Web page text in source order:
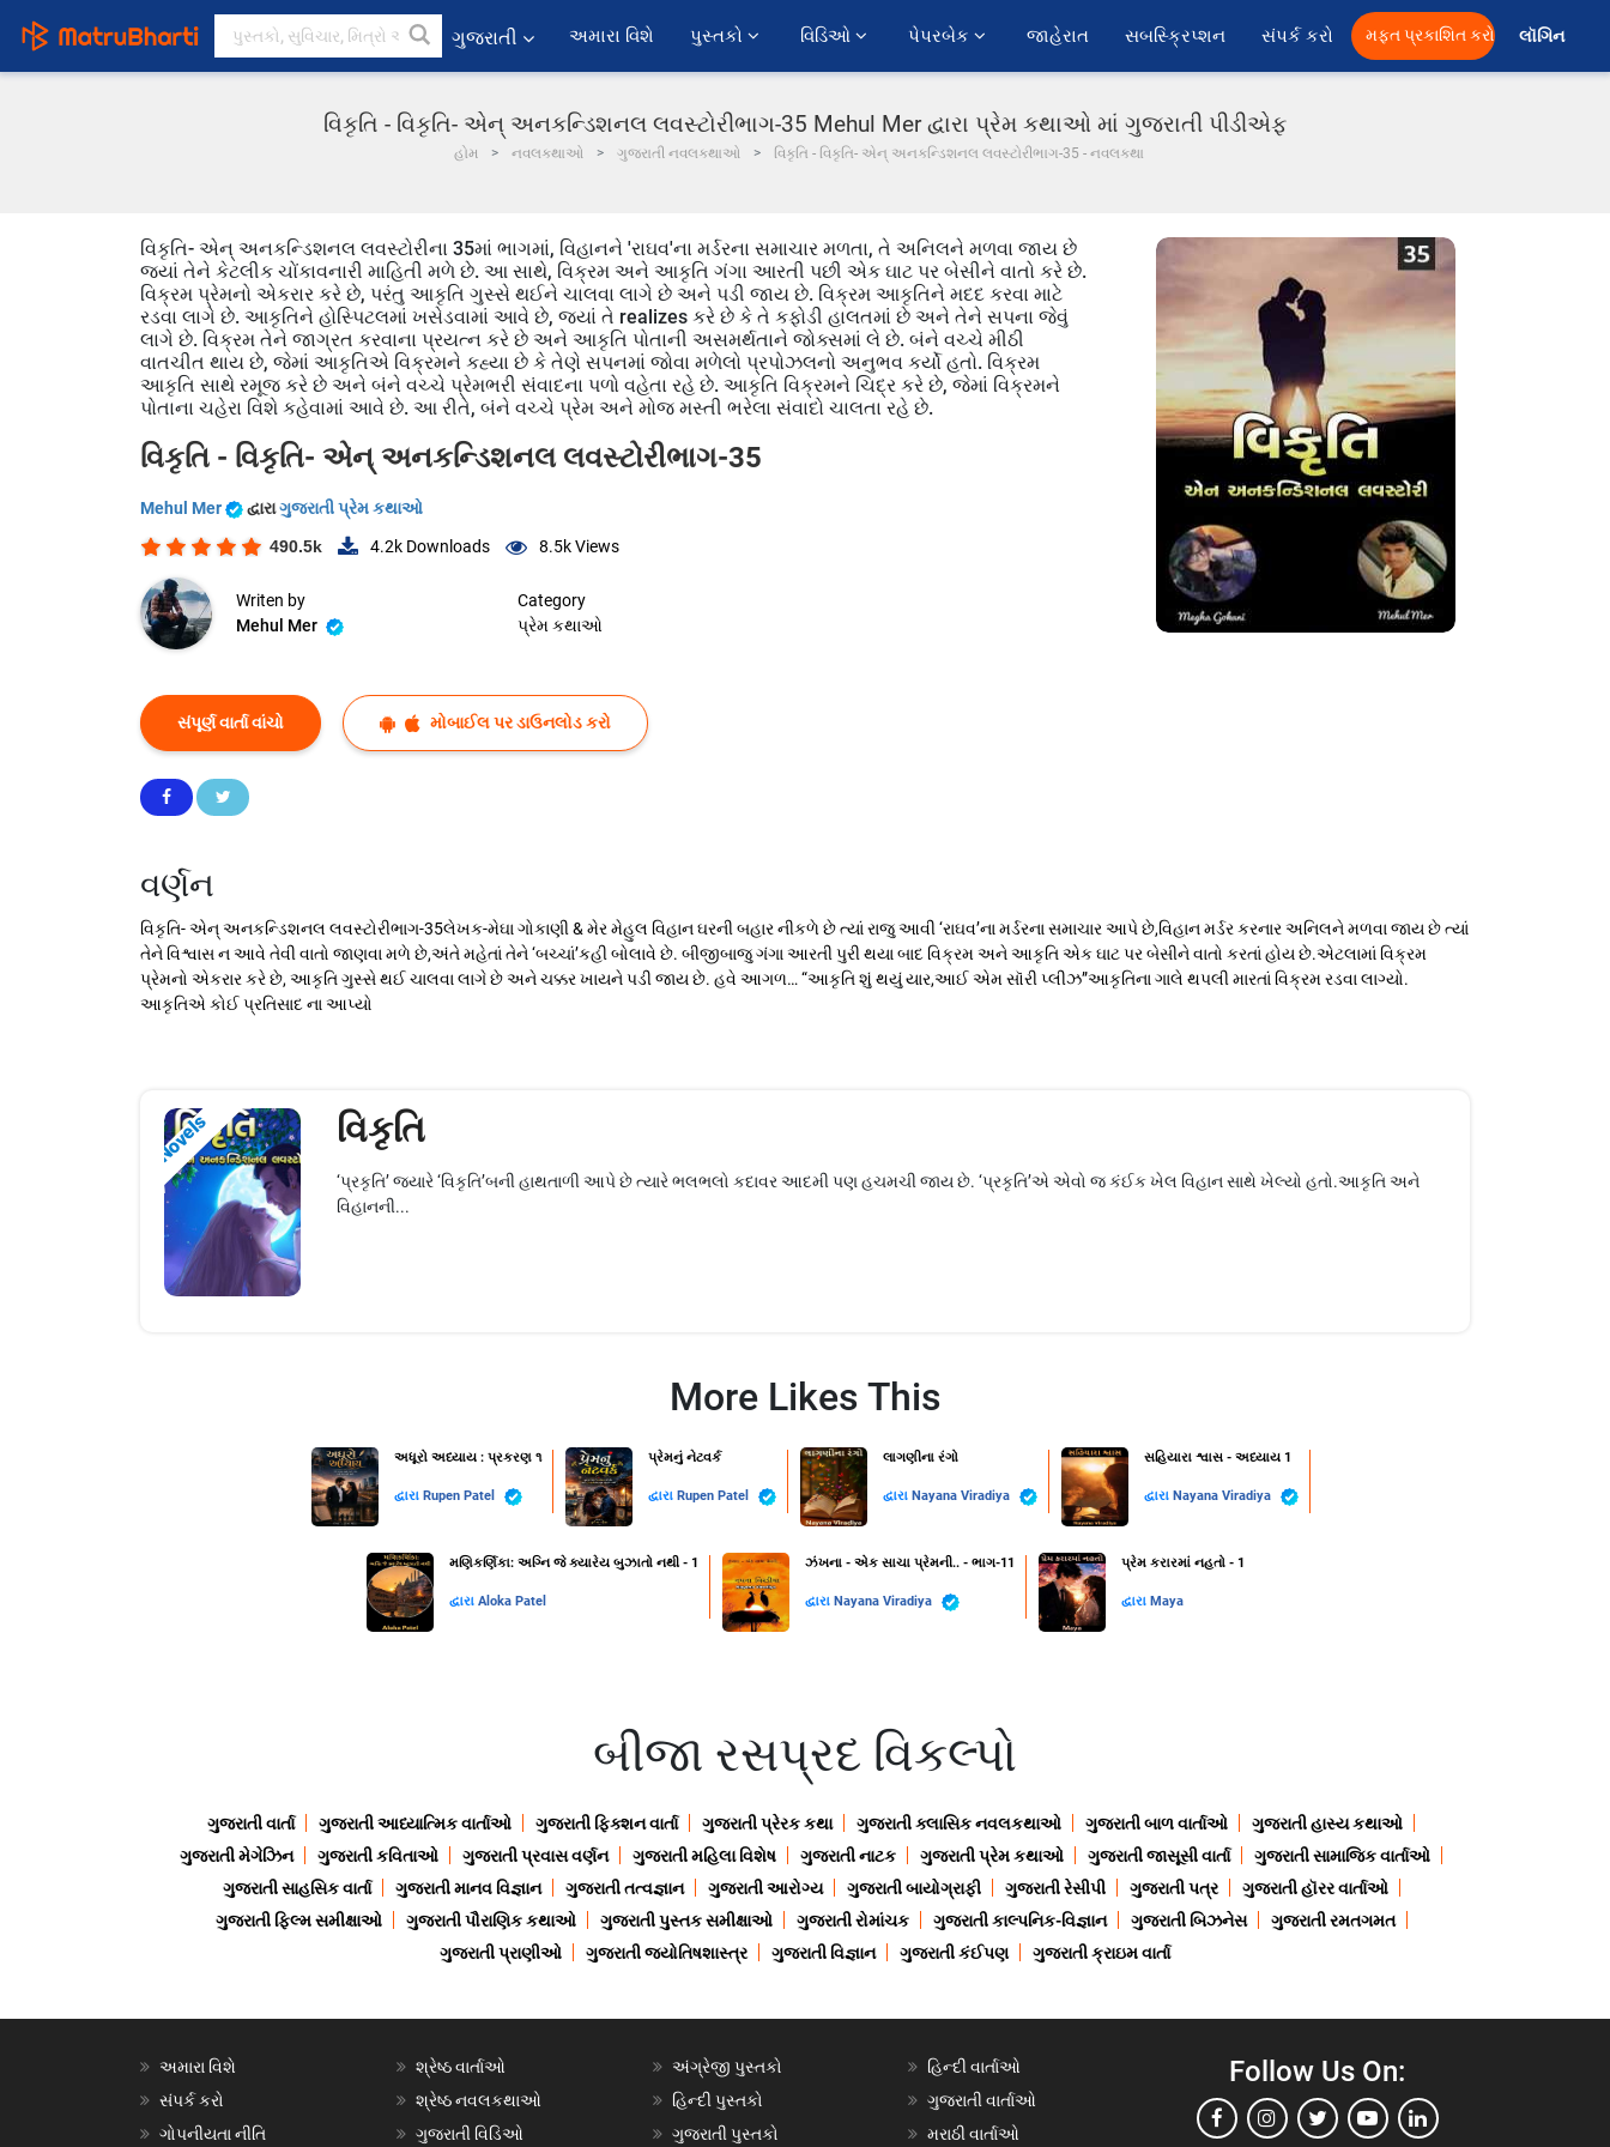
ગુજરાતી અમારા વિશે પુસ્તકો વિડિઓ પેપરબેક જાહેરાત સબસ્ક્રિપ્શન સંપર્ક કરો મફત પ્રકાશિત કરો લૉગિન
વિકૃતિ - વિકૃતિ- એન્ અનકન્ડિશનલ લવસ્ટોરીભાગ-35 Mehul Mer દ્વારા પ્રેમ કથાઓ માં ગુજરાતી પીડીએફ
હોમ નવલકથાઓ ગુજરાતી નવલકથાઓ વિકૃતિ - વિકૃતિ- એન્ અનકન્ડિશનલ લવસ્ટોરીભાગ-35 - નવલકથા
વિકૃતિ- એન્ અનકન્ડિશનલ લવસ્ટોરીના 35માં ભાગમાં, વિહાનને 'રાઘવ'ના મર્ડરના સમાચાર મળતા, તે અનિલને મળવા જાય છે
જ્યાં તેને કેટલીક ચોંકાવનારી માહિતી મળે છે. આ સાથે, વિક્રમ અને આકૃતિ ગંગા આરતી પછી એક ઘાટ પર બેસીને વાતો કરે છે.
વિક્રમ પ્રેમનો એકરાર કરે છે, પરંતુ આકૃતિ ગુસ્સે થઈને ચાલવા લાગે છે અને પડી જાય છે. વિક્રમ આકૃતિને મદદ કરવા માટે
રડવા લાગે છે. આકૃતિને હોસ્પિટલમાં ખસેડવામાં આવે છે, જ્યાં તે realizes કરે છે કે તે કફોડી હાલતમાં છે અને તેને સપના જેવું
લાગે છે. વિક્રમ તેને જાગ્રત કરવાના પ્રયત્ન કરે છે અને આકૃતિ પોતાની અસમર્થતાને જોક્સમાં લે છે. બંને વચ્ચે મીઠી
વાતચીત થાય છે, જેમાં આકૃતિએ વિક્રમને કહ્યા છે કે તેણે સપનમાં જોવા મળેલો પ્રપોઝલનો અનુભવ કર્યો હતો. વિક્રમ
આકૃતિ સાથે રમૂજ કરે છે અને બંને વચ્ચે પ્રેમભરી સંવાદના પળો વહેતા રહે છે. આકૃતિ વિક્રમને ચિદ્ર કરે છે, જેમાં વિક્રમને
પોતાના ચહેરા વિશે કહેવામાં આવે છે. આ રીતે, બંને વચ્ચે પ્રેમ અને મોજ મસ્તી ભરેલા સંવાદો ચાલતા રહે છે.
વિકૃતિ - વિકૃતિ- એન્ અનકન્ડિશનલ લવસ્ટોરીભાગ-35
Mehul Mer દ્વારાગુજરાતી પ્રેમ કથાઓ
490.5k 4.2k Downloads 8.5kViews
Writen by
Mehul Mer
Category
પ્રેમ કથાઓ
સંપૂર્ણ વાર્તા વાંચો મોબાઈલ પર ડાઉનલોડ કરો
વર્ણન
વિકૃતિ- એન્ અનકન્ડિશનલ લવસ્ટોરીભાગ-35લેખક-મેઘા ગોકાણી & મેર મેહુલ વિહાન ઘરની બહાર નીકળે છે ત્યાં રાજુ આવી ‘રાઘવ’ના મર્ડરના સમાચાર આપે છે,વિહાન મર્ડર કરનાર અનિલને મળવા જાય છે ત્યાં
તેને વિશ્વાસ ન આવે તેવી વાતો જાણવા મળે છે,અંતે મહેતાં તેને ‘બચ્ચાં’કહી બોલાવે છે. બીજીબાજુ ગંગા આરતી પુરી થયા બાદ વિક્રમ અને આકૃતિ એક ઘાટ પર બેસીને વાતો કરતાં હોય છે.એટલામાં વિક્રમ
પ્રેમનો એકરાર કરે છે, આકૃતિ ગુસ્સે થઈ ચાલવા લાગે છે અને ચક્કર ખાયને પડી જાય છે. હવે આગળ… “આકૃતિ શું થયું યાર,આઈ એમ સૉરી પ્લીઝ”આકૃતિના ગાલે થપલી મારતાં વિક્રમ રડવા લાગ્યો.
આકૃતિએ કોઈ પ્રતિસાદ ના આપ્યો
Novels વિકૃતિ
‘પ્રકૃતિ’ જ્યારે ‘વિકૃતિ’બની હાથતાળી આપે છે ત્યારે ભલભલો કદાવર આદમી પણ હચમચી જાય છે. ‘પ્રકૃતિ’એ એવો જ કંઈક ખેલ વિહાન સાથે ખેલ્યો હતો.આકૃતિ અને
વિહાનની...
More Likes This
અધૂરો અધ્યાય : પ્રકરણ ૧
દ્વારા Rupen Patel
પ્રેમનું નેટવર્ક
દ્વારા Rupen Patel
લાગણીના રંગો
દ્વારા Nayana Viradiya
સહિયારા શ્વાસ - અધ્યાય 1
દ્વારા Nayana Viradiya
મણિકર્ણિકા: અગ્નિ જે ક્યારેય બુઝાતો નથી - 1
દ્વારા Aloka Patel
ઝંખના - એક સાચા પ્રેમની.. - ભાગ-11
દ્વારા Nayana Viradiya
પ્રેમ કરારમાં નહતો - 1
દ્વારા Maya
બીજા રસપ્રદ વિકલ્પો
ગુજરાતી વાર્તા ગુજરાતી આધ્યાત્મિક વાર્તાઓ ગુજરાતી ફિક્શન વાર્તા ગુજરાતી પ્રેરક કથા ગુજરાતી ક્લાસિક નવલકથાઓ ગુજરાતી બાળ વાર્તાઓ
ગુજરાતી હાસ્ય કથાઓ
ગુજરાતી મેગેઝિન
ગુજરાતી કવિતાઓ ગુજરાતી પ્રવાસ વર્ણન ગુજરાતી મહિલા વિશેષ ગુજરાતી નાટક ગુજરાતી પ્રેમ કથાઓ ગુજરાતી જાસૂસી વાર્તા
ગુજરાતી સામાજિક વાર્તાઓ
ગુજરાતી સાહસિક વાર્તા
ગુજરાતી માનવ વિજ્ઞાન ગુજરાતી તત્વજ્ઞાન ગુજરાતી આરોગ્ય ગુજરાતી બાયોગ્રાફી ગુજરાતી રેસીપી ગુજરાતી પત્ર
ગુજરાતી હૉરર વાર્તાઓ
ગુજરાતી ફિલ્મ સમીક્ષાઓ
ગુજરાતી પૌરાણિક કથાઓ ગુજરાતી પુસ્તક સમીક્ષાઓ ગુજરાતી રોમાંચક ગુજરાતી કાલ્પનિક-વિજ્ઞાન ગુજરાતી બિઝનેસ
ગુજરાતી રમતગમત
ગુજરાતી પ્રાણીઓ
ગુજરાતી જ્યોતિષશાસ્ત્ર ગુજરાતી વિજ્ઞાન ગુજરાતી કંઈપણ ગુજરાતી ક્રાઇમ વાર્તા
અમારા વિશે
સંપર્ક કરો
ગોપનીયતા નીતિ
શ્રેષ્ઠ વાર્તાઓ
શ્રેષ્ઠ નવલકથાઓ
ગુજરાતી વિડિઓ
અંગ્રેજી પુસ્તકો
હિન્દી પુસ્તકો
ગુજરાતી પુસ્તકો
હિન્દી વાર્તાઓ
ગુજરાતી વાર્તાઓ
મરાઠી વાર્તાઓ
Follow Us On: